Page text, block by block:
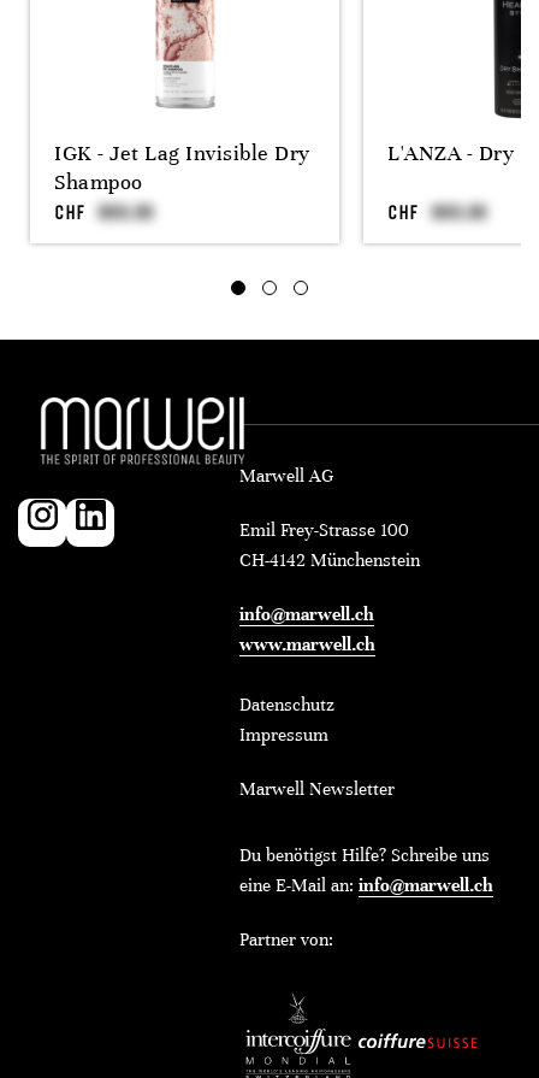
IGK - Jet Lag Invisible Dry
Shampoo
CHF
L'ANZA - Dry
CHF
Marwell AG
Emil Frey-Strasse 100
CH-4142 Münchenstein
info@marwell.ch
www.marwell.ch
Datenschutz
Impressum
Marwell Newsletter
Du benötigst Hilfe? Schreibe uns
eine E-Mail an: info@marwell.ch
Partner von: